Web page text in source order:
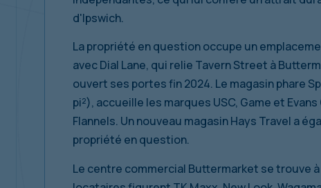
d'Ipswich.
La propriété en question occupe un
avec Dial Lane, qui relie Tavern Street à
ouvert ses portes fin 2024. Le magasin phare
pi²), accueille les marques USC, Game et
Flannels. Un nouveau magasin Hays Travel a
propriété en question.
Le centre commercial Buttermarket se trouve